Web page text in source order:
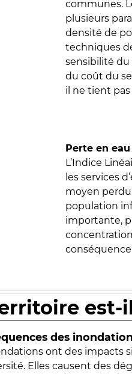
communes.
plusieurs
densité de
techniques
sensibilité du
du coût du
il ne tient
Perte en
L’Indice
les services
moyen perdu
population
importante,
est-
des
ont des impacts
Elles causent des